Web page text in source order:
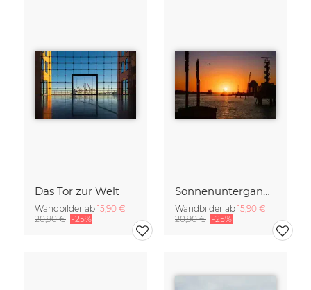
Das Tor zur Welt
Wandbilder ab 15,90 €
20,90 € -25%
Sonnenuntergang im Hamburger Hafen
Wandbilder ab 15,90 €
20,90 € -25%